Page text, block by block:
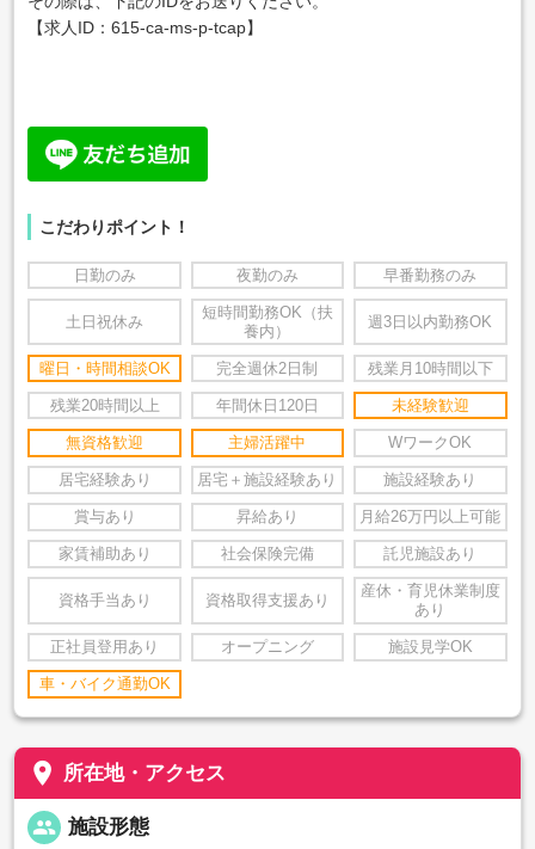
【求人ID：615-ca-ms-p-tcap】
こだわりポイント！
日勤のみ 夜勤のみ 早番勤務のみ
土日祝休み
短時間勤務OK（扶
養内）
週3日以内勤務OK
曜日・時間相談OK 完全週休2日制 残業月10時間以下
残業20時間以上 年間休日120日 未経験歓迎
無資格歓迎 主婦活躍中 WワークOK
居宅経験あり 居宅＋施設経験あり 施設経験あり
賞与あり 昇給あり 月給26万円以上可能
家賃補助あり 社会保険完備 託児施設あり
資格手当あり 資格取得支援あり
産休・育児休業制度
あり
正社員登用あり オープニング 施設見学OK
車・バイク通勤OK
place 所在地・アクセス
people 施設形態